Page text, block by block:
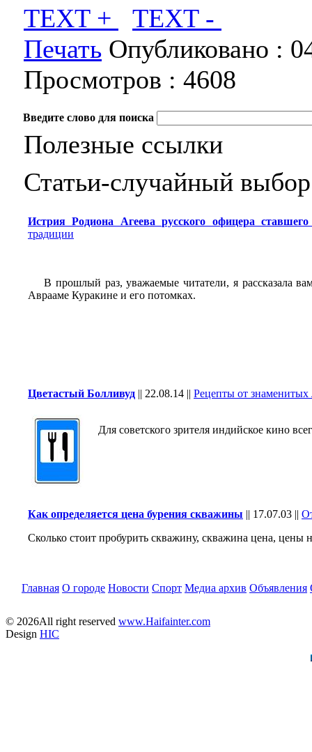
TEXT +
TEXT -
Печать Опубликовано :
Просмотров : 4608
Введите слово для поиска
Полезные ссылки
Статьи-случайный выбор
Истрия Родиона Агеева русского офицера ставшего
традиции
В прошлый раз, уважаемые читатели, я рассказала
Аврааме Куракине и его потомках.
Цветастый Болливуд || 22.08.14 || Рецепты от знаменитых
Для советского зрителя индийское кино
Как определяется цена бурения скважины || 17.07.03 ||
Сколько стоит пробурить скважину, скважина цена, цены
Главная О городе Новости Спорт Медиа архив Объявления
© 2026All right reserved www.Haifainter.com
Design HIC